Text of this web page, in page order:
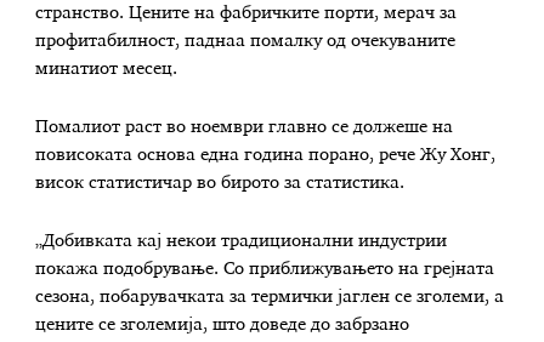
странство. Цените на фабричките порти, мерач за
профитабилност, паднаа помалку од очекуваните
минатиот месец.
Помалиот раст во ноември главно се должеше на
повисоката основа една година порано, рече Жу Хонг,
висок статистичар во бирото за статистика.
„Добивката кај некои традиционални индустрии
покажа подобрување. Со приближувањето на грејната
сезона, побарувачката за термички јаглен се зголеми, а
цените се зголемија, што доведе до забрзано